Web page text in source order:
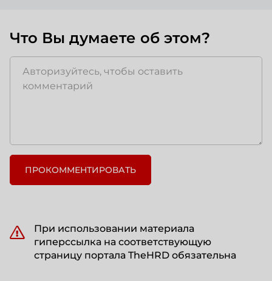
Что Вы думаете об этом?
ПРОКОММЕНТИРОВАТЬ
При использовании материала
гиперссылка на соответствующую
страницу портала TheHRD обязательна